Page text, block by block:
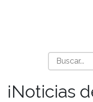
¡Noticias